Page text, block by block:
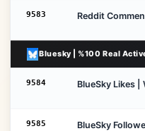
9583 Reddit
Bluesky | %100 Real
9584 BlueSky Likes
9585 BlueSky